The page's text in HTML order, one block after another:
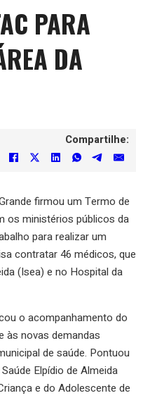
PARA
DA
Compartilhe:
firmou um Termo de
os ministérios públicos da
para realizar um
contratar 46 médicos, que
(Isea) e no Hospital da
o acompanhamento do
às novas demandas
de saúde. Pontuou
Elpídio de Almeida
e do Adolescente de